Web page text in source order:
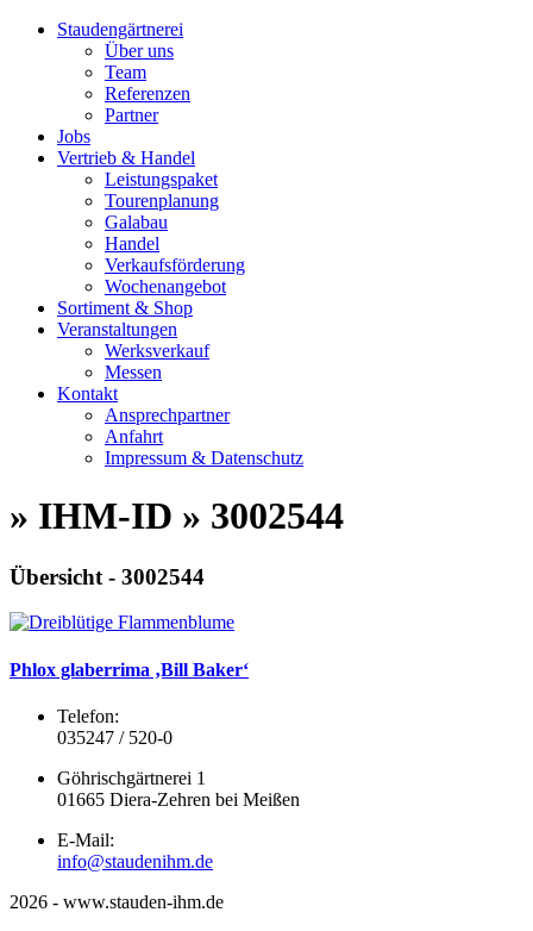
Staudengärtnerei
Über uns
Team
Referenzen
Partner
Jobs
Vertrieb & Handel
Leistungspaket
Tourenplanung
Galabau
Handel
Verkaufsförderung
Wochenangebot
Sortiment & Shop
Veranstaltungen
Werksverkauf
Messen
Kontakt
Ansprechpartner
Anfahrt
Impressum & Datenschutz
» IHM-ID » 3002544
Übersicht - 3002544
Phlox glaberrima ‚Bill Baker‘
Telefon:
035247 / 520-0
Göhrischgärtnerei 1
01665 Diera-Zehren bei Meißen
E-Mail:
info@staudenihm.de
2026 - www.stauden-ihm.de